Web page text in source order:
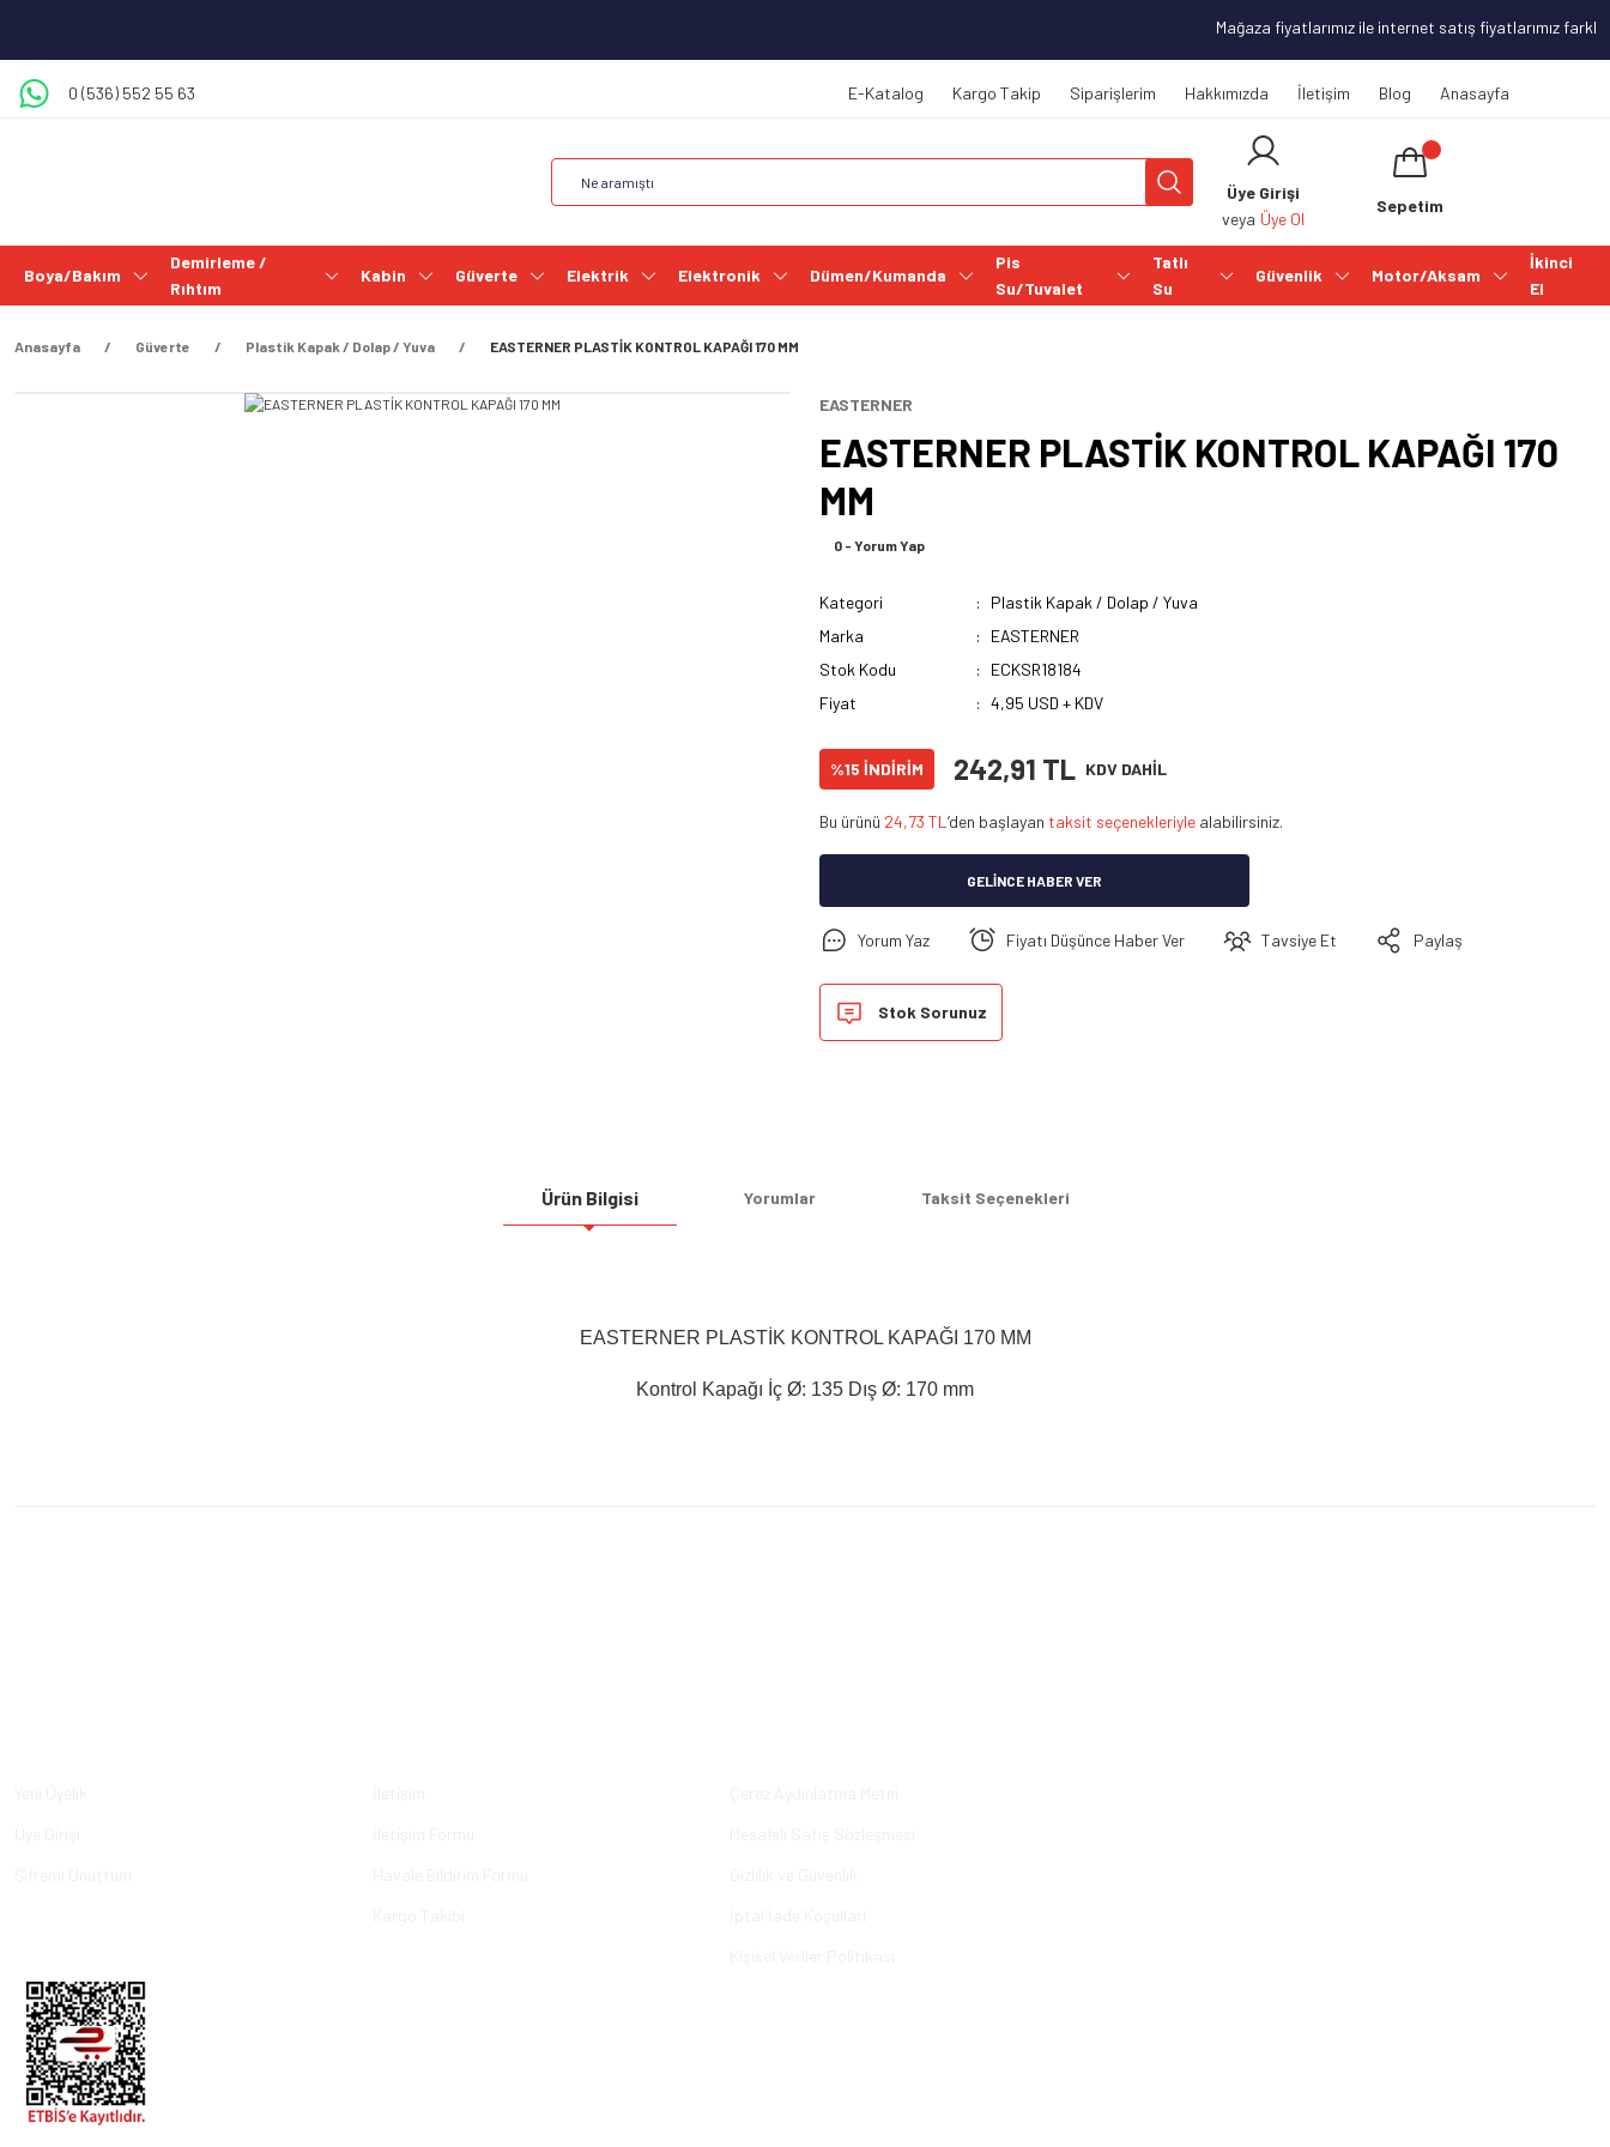
Mağaza fiyatlarımız ile internet satış fiyatlarımız
0 (536) 552 55 63 E-Katalog Kargo Takip Siparişlerim Hakkımızda İletişim Blog Anasayfa
Üye Girişi
veya Üye Ol
Sepetim
Boya/Bakım
Demirleme /
Rıhtım
Kabin Güverte Elektrik Elektronik Dümen/Kumanda
Pis
Su/Tuvalet
Tatlı
Su
Güvenlik Motor/Aksam
İkinci
El
Anasayfa Güverte Plastik Kapak / Dolap / Yuva EASTERNER PLASTİK KONTROL KAPAĞI 170 MM
EASTERNER
EASTERNER PLASTİK KONTROL KAPAĞI 170
MM
0 - Yorum Yap
Kategori
Plastik Kapak / Dolap / Yuva
Marka
EASTERNER
Stok Kodu
ECKSR18184
Fiyat
4,95 USD + KDV
%15 İNDİRİM 242,91 TL KDV DAHİL
Bu ürünü 24,73 TL ’den başlayan taksit seçenekleriyle alabilirsiniz.
GELINCE HABER VER
Yorum Yaz Fiyatı Düşünce Haber Ver Tavsiye Et Paylaş
Stok Sorunuz
Ürün Bilgisi Yorumlar Taksit Seçenekleri
EASTERNER PLASTİK KONTROL KAPAĞI 170 MM
Kontrol Kapağı İç Ø: 135 Dış Ø: 170 mm